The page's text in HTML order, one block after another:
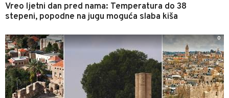
Vreo ljetni dan pred nama: Temperatura do 38
stepeni, popodne na jugu moguća slaba kiša
0